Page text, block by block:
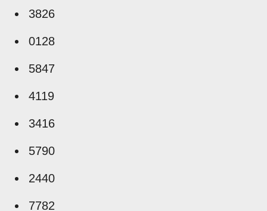
3826
0128
5847
4119
3416
5790
2440
7782